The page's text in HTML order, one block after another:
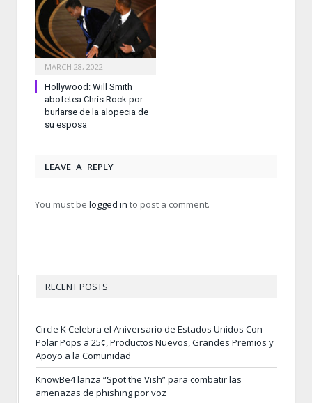
MARCH 28, 2022
Hollywood: Will Smith
abofetea Chris Rock por
burlarse de la alopecia de
su esposa
LEAVE A REPLY
You must be logged in to post a comment.
RECENT POSTS
Circle K Celebra el Aniversario de Estados Unidos Con
Polar Pops a 25¢, Productos Nuevos, Grandes Premios y
Apoyo a la Comunidad
KnowBe4 lanza “Spot the Vish” para combatir las
amenazas de phishing por voz